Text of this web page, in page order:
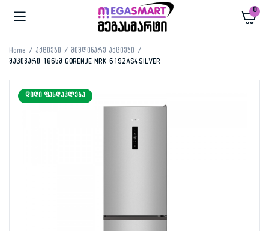
0
Home აქციები
მიმდინარე აქციები
მაცივარი 186სმ GORENJE NRK-6192AS4SILVER
ᲓᲘᲓᲘ ᲤᲐᲡᲓᲐᲙᲚᲔᲑᲐ